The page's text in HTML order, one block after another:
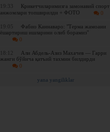
19:33
Крикетчиларимизга замонавий спорт
анжомлари топширилди + ФОТО
0
19:05
Фабио Каннаваро: "Терма жамоани
ёшартириш ишларини олиб борамиз"
0
18:12
Али Абдель-Азиз Махачев — Гарри
жанги бўйича қатъий тахмин билдирди
0
yana yangiliklar